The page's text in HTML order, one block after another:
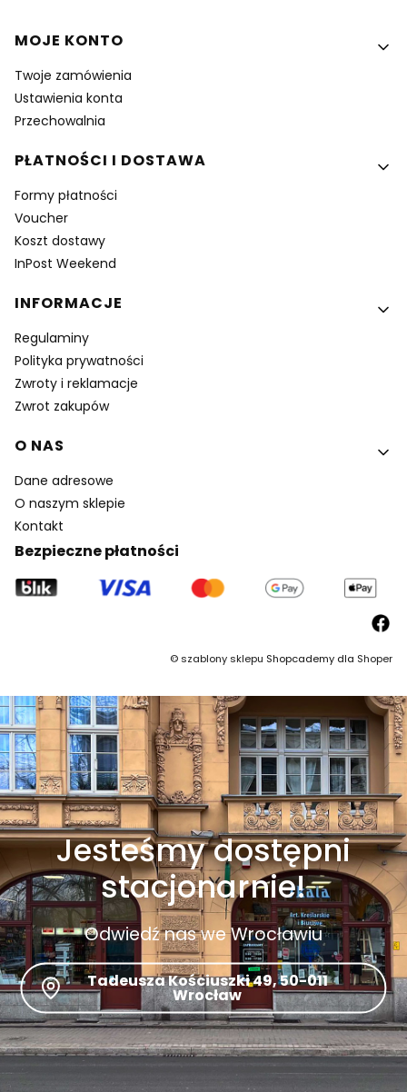
Linki w stopce
MOJE KONTO
Twoje zamówienia
Ustawienia konta
Przechowalnia
PŁATNOŚCI I DOSTAWA
Formy płatności
Voucher
Koszt dostawy
InPost Weekend
INFORMACJE
Regulaminy
Polityka prywatności
Zwroty i reklamacje
Zwrot zakupów
O NAS
Dane adresowe
O naszym sklepie
Kontakt
Bezpieczne płatności
©szablony sklepu Shopcademy dla Shoper
Jesteśmy dostępni
stacjonarnie!
Odwiedź nas we Wrocławiu
Tadeusza Kościuszki 49, 50-011
Wrocław